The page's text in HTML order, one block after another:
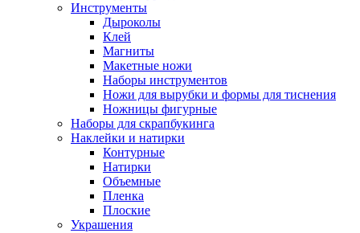
Инструменты
Дыроколы
Клей
Магниты
Макетные ножи
Наборы инструментов
Ножи для вырубки и формы для тиснения
Ножницы фигурные
Наборы для скрапбукинга
Наклейки и натирки
Контурные
Натирки
Объемные
Пленка
Плоские
Украшения